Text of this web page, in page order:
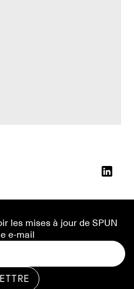
les mises à jour de SPUN
e-mail